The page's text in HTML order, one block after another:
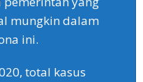
mungkin dalam
ini.
total kasus